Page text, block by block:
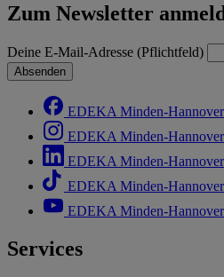
Zum Newsletter
Deine E-Mail-Adresse (Pflichtfeld)
Absenden
EDEKA Minden-
EDEKA Minden-
EDEKA Minden-
EDEKA Minden-
EDEKA Minden-
Services